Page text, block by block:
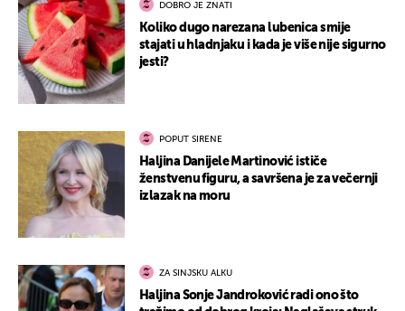
DOBRO JE ZNATI
Koliko dugo narezana lubenica smije
stajati u hladnjaku i kada je više nije sigurno
jesti?
POPUT SIRENE
Haljina Danijele Martinović ističe
ženstvenu figuru, a savršena je za večernji
izlazak na moru
ZA SINJSKU ALKU
Haljina Sonje Jandroković radi ono što